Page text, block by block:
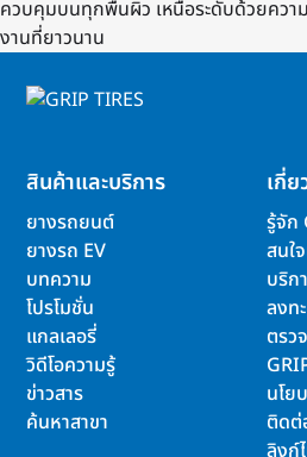
ควบคุมบนทุกพื้นผิว เหนือระดับด้วยควา
งานที่ยาวนาน
สินค้าและบริการ
ยางรถยนต์
ยางรถ EV
บทความ
โปรโมชั่น
แกลเลอรี่
วิดีโอความรู้
ข่าวสาร
ค้นหาสาขา
เกี่ย
รู้จัก
สนใ
บริก
ลงท
ตรว
นโย
ติดต่
ลิงก์